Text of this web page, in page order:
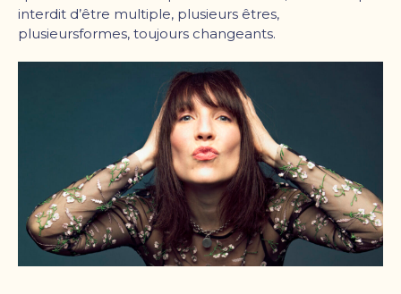
interdit d’être multiple, plusieurs êtres,
plusieursformes, toujours changeants.